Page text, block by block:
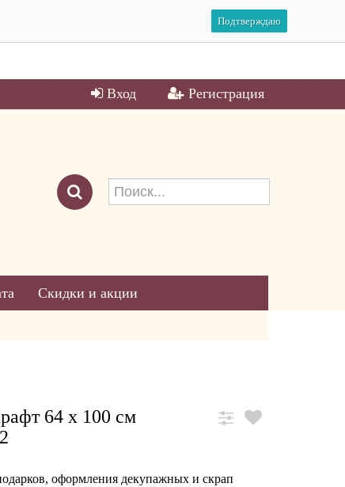
Подтверждаю
Вход Регистрация
Скидки и акции
64 х 100 см
оформления декупажных и скрап